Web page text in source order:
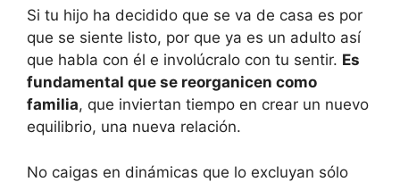
Si tu hijo ha decidido que se va de casa es por
que se siente listo, por que ya es un adulto así
que habla con él e involúcralo con tu sentir. Es
fundamental que se reorganicen como
familia, que inviertan tiempo en crear un nuevo
equilibrio, una nueva relación.
No caigas en dinámicas que lo excluyan sólo